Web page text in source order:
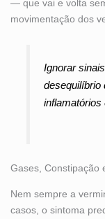
— que vai e volta
movimentação dos
Ignorar
desequilíbrio
inflamatórios
Gases, Constipação
Nem sempre a
casos, o sintoma